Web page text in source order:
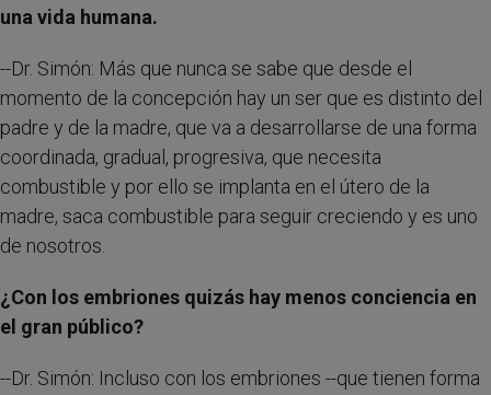
una vida humana.
--Dr. Simón: Más que nunca se sabe que desde el
momento de la concepción hay un ser que es distinto del
padre y de la madre, que va a desarrollarse de una forma
coordinada, gradual, progresiva, que necesita
combustible y por ello se implanta en el útero de la
madre, saca combustible para seguir creciendo y es uno
de nosotros.
¿Con los embriones quizás hay menos conciencia en
el gran público?
--Dr. Simón: Incluso con los embriones --que tienen forma